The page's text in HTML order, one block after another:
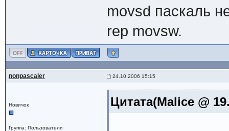
movsd паскаль
rep movsw.
nonpascaler 24.10.2006 15:15
Новичок
Группа: Пользователи
Цитата(Malice @